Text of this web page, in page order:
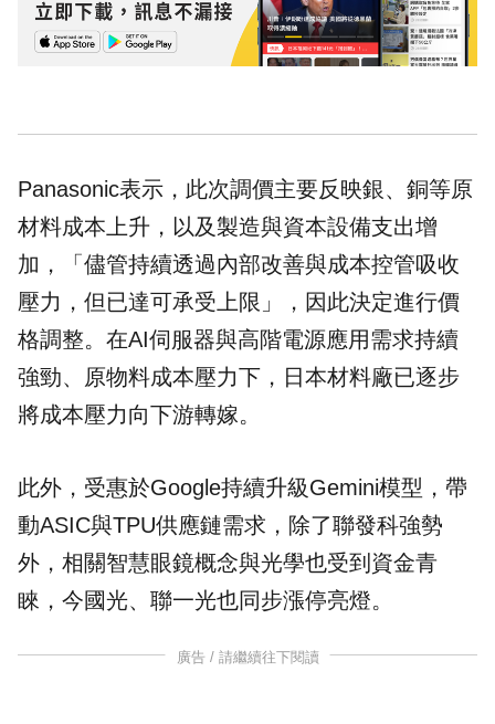
Panasonic表示，此次調價主要反映銀、銅等原
材料成本上升，以及製造與資本設備支出增
加，「儘管持續透過內部改善與成本控管吸收
壓力，但已達可承受上限」，因此決定進行價
格調整。在AI伺服器與高階電源應用需求持續
強勁、原物料成本壓力下，日本材料廠已逐步
將成本壓力向下游轉嫁。
此外，受惠於Google持續升級Gemini模型，帶
動ASIC與TPU供應鏈需求，除了聯發科強勢
外，相關智慧眼鏡概念與光學也受到資金青
睞，今國光、聯一光也同步漲停亮燈。
廣告 / 請繼續往下閱讀